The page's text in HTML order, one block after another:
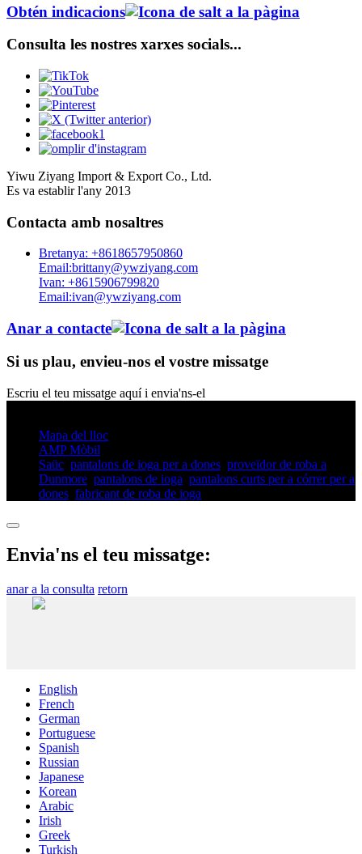
Obtén indicacions
Consulta les nostres xarxes socials...
Yiwu Ziyang Import & Export Co., Ltd.
Es va establir l'any 2013
Contacta amb nosaltres
Bretanya: +8618657950860
Email:brittany@ywziyang.com
Ivan: +8615906799820
Email:ivan@ywziyang.com
Anar a contacte
Si us plau, envieu-nos el vostre missatge
Escriu el teu missatge aquí i envia'ns-el
Mapa del lloc
AMP Mòbil
Saüc pantalons de ioga per a dones proveïdor de roba a
Dunmore pantalons de ioga pantalons curts per a córrer per a
dones fabricant de roba de ioga
Envia'ns el teu missatge:
anar a la consulta retorn
English
French
German
Portuguese
Spanish
Russian
Japanese
Korean
Arabic
Irish
Greek
Turkish